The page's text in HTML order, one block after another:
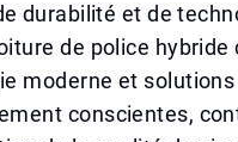
durabilité et de
de police hybride
moderne et solutions
conscientes,